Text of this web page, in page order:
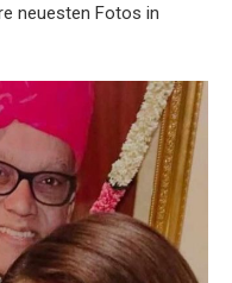
neuesten Fotos in